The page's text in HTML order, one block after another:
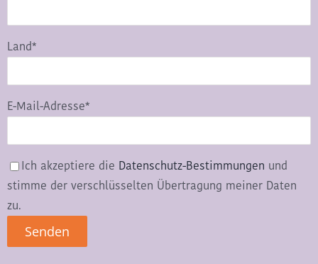
Land*
E-Mail-Adresse*
Ich akzeptiere die Datenschutz-Bestimmungen und
stimme der verschlüsselten Übertragung meiner Daten
zu.